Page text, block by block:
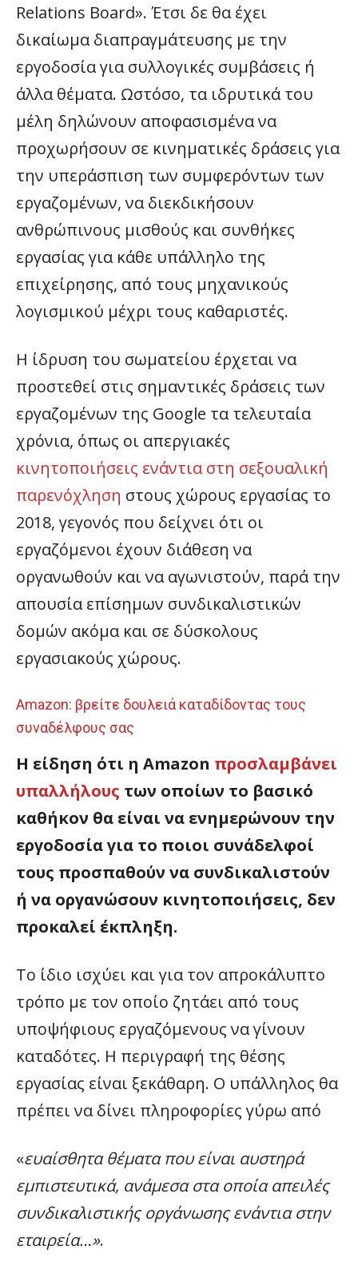
Relations Board». Έτσι δε θα έχει
δικαίωμα διαπραγμάτευσης με την
εργοδοσία για συλλογικές συμβάσεις ή
άλλα θέματα. Ωστόσο, τα ιδρυτικά του
μέλη δηλώνουν αποφασισμένα να
προχωρήσουν σε κινηματικές δράσεις για
την υπεράσπιση των συμφερόντων των
εργαζομένων, να διεκδικήσουν
ανθρώπινους μισθούς και συνθήκες
εργασίας για κάθε υπάλληλο της
επιχείρησης, από τους μηχανικούς
λογισμικού μέχρι τους καθαριστές.
Η ίδρυση του σωματείου έρχεται να
προστεθεί στις σημαντικές δράσεις των
εργαζομένων της Google τα τελευταία
χρόνια, όπως οι απεργιακές
κινητοποιήσεις ενάντια στη σεξουαλική
παρενόχληση στους χώρους εργασίας το
2018, γεγονός που δείχνει ότι οι
εργαζόμενοι έχουν διάθεση να
οργανωθούν και να αγωνιστούν, παρά την
απουσία επίσημων συνδικαλιστικών
δομών ακόμα και σε δύσκολους
εργασιακούς χώρους.
Amazon: βρείτε δουλειά καταδίδοντας τους
συναδέλφους σας
Η είδηση ότι η Amazon προσλαμβάνει
υπαλλήλους των οποίων το βασικό
καθήκον θα είναι να ενημερώνουν την
εργοδοσία για το ποιοι συνάδελφοί
τους προσπαθούν να συνδικαλιστούν
ή να οργανώσουν κινητοποιήσεις, δεν
προκαλεί έκπληξη.
Το ίδιο ισχύει και για τον απροκάλυπτο
τρόπο με τον οποίο ζητάει από τους
υποψήφιους εργαζόμενους να γίνουν
καταδότες. Η περιγραφή της θέσης
εργασίας είναι ξεκάθαρη. Ο υπάλληλος θα
πρέπει να δίνει πληροφορίες γύρω από
«ευαίσθητα θέματα που είναι αυστηρά
εμπιστευτικά, ανάμεσα στα οποία απειλές
συνδικαλιστικής οργάνωσης ενάντια στην
εταιρεία…».